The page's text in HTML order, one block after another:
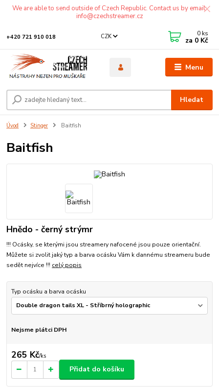
We are able to send outside of Czech Republic. Contact us by email:
info@czechstreamer.cz
Menu
CZK
Hledat
+420 721 910 018 0 ks
za 0 Kč
Úvod Stinger Baitfish
Baitfish
Hnědo - černý strýmr
!!! Ocásky, se kterými jsou streamery nafocené jsou pouze orientační.
Můžete si zvolit jaký typ a barva ocásku Vám k dannému streameru bude
sedět nejvíce !!! celý popis
Typ ocásku a barva ocásku
Nejsme plátci DPH
265 Kč/ks
Přidat do košíku